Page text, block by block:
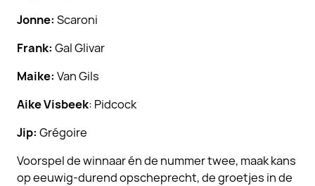
Jonne: Scaroni
Frank: Gal Glivar
Maike: Van Gils
Aike Visbeek: Pidcock
Jip: Grégoire
Voorspel de winnaar én de nummer twee, maak kans
op eeuwig-durend opscheprecht, de groetjes in de